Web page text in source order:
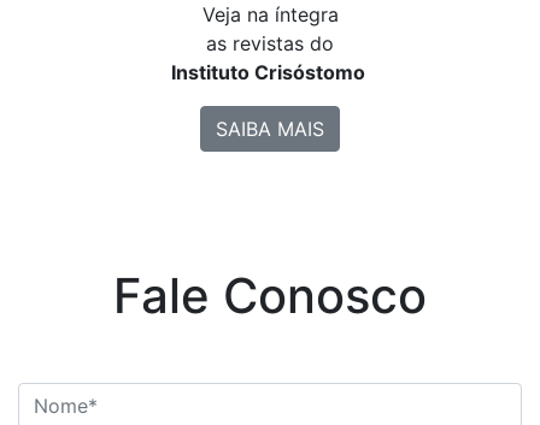
Veja na íntegra
as revistas do
Instituto Crisóstomo
SAIBA MAIS
Fale Conosco